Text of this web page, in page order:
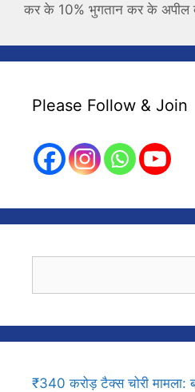
कर के 10% भुगतान कर के अपील
Please Follow & Join
₹340 करोड़ टैक्स चोरी मामला: